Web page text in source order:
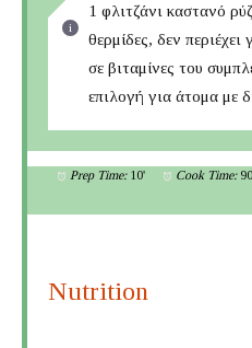
1 φλιτζάνι καστανό
θερμίδες, δεν περιέχει
σε βιταμίνες του
επιλογή για άτομα με
Prep Time: 10' Cook Time:
Nutrition